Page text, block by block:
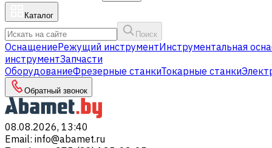
Каталог
Поиск
ОснащениеРежущий инструментИнструментальная
инструментЗапчасти
ОборудованиеФрезерные станкиТокарные станки
Обратный звонок
08.08.2026, 13:40
Email: info@abamet.ru